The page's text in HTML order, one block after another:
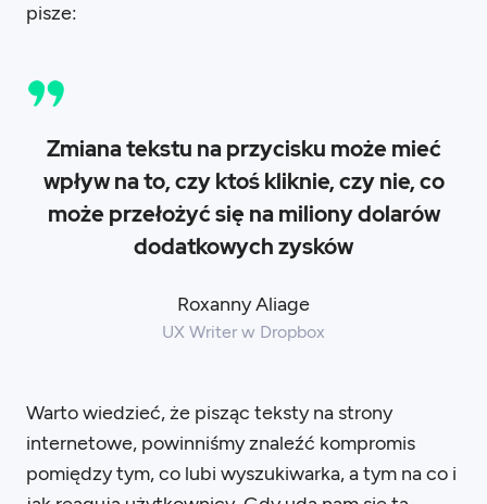
pisze:
Zmiana tekstu na przycisku może mieć
wpływ na to, czy ktoś kliknie, czy nie, co
może przełożyć się na miliony dolarów
dodatkowych zysków
Roxanny Aliage
UX Writer w Dropbox
Warto wiedzieć, że pisząc teksty na strony
internetowe, powinniśmy znaleźć kompromis
pomiędzy tym, co lubi wyszukiwarka, a tym na co i